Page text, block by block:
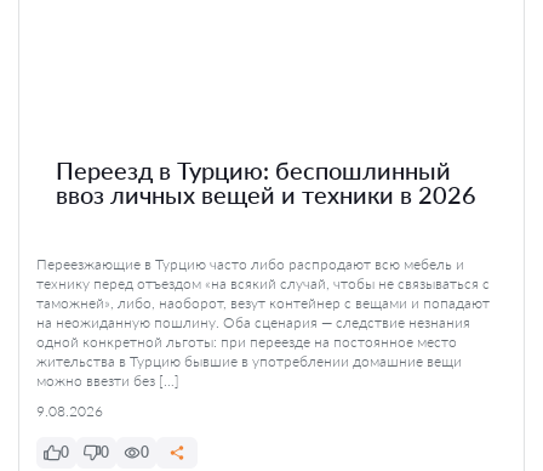
Переезд в Турцию: беспошлинный
ввоз личных вещей и техники в 2026
Переезжающие в Турцию часто либо распродают всю мебель и
технику перед отъездом «на всякий случай, чтобы не связываться с
таможней», либо, наоборот, везут контейнер с вещами и попадают
на неожиданную пошлину. Оба сценария — следствие незнания
одной конкретной льготы: при переезде на постоянное место
жительства в Турцию бывшие в употреблении домашние вещи
можно ввезти без […]
9.08.2026
0 0 0